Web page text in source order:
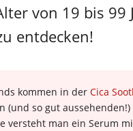
von 19 bis 99
entdecken!
kommen in der Cica
(und so gut
versteht man ein Serum